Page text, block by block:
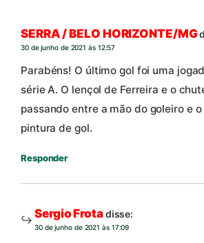
SERRA / BELO HORIZONTE/MG
30 de junho de 2021 às 12:57
Parabéns! O último gol foi uma
série A. O lençol de Ferreira e o
passando entre a mão do goleiro e
pintura de gol.
Responder
Sergio Frotadisse:
30 de junho de 2021 às 17:09